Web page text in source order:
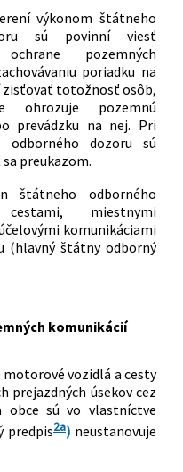
výkonom štátneho
sú povinní viesť
pozemných
poriadku na
zisťovať totožnosť osôb,
ohrozuje pozemnú
prevádzku na nej. Pri
odborného dozoru sú
preukazom.
štátneho odborného
miestnymi
komunikáciami
(hlavný štátny odborný
komunikácií
motorové vozidlá a cesty
prejazdných úsekov cez
obce sú vo vlastníctve
predpis2a)neustanovuje